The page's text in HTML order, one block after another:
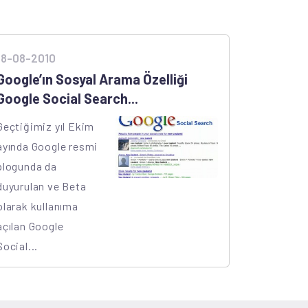
08-2010
Sosyal Arama Özelliği
Social Search...
yıl Ekim
Google resmi
da
ve Beta
kullanıma
Google